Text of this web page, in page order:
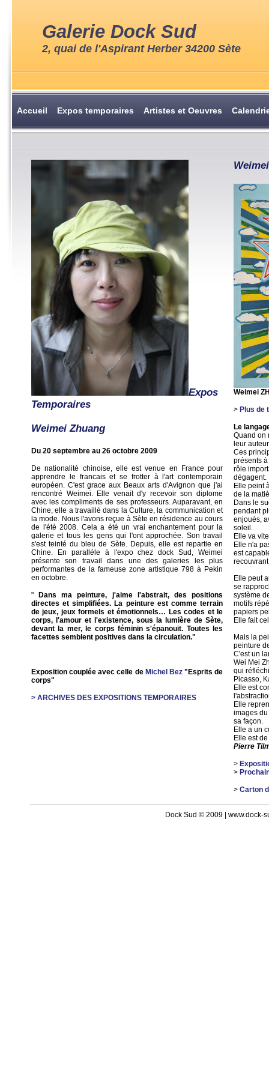
Galerie Dock Sud
2, quai de l'Aspirant Herber 34200 Sète
Accueil Expos temporaires Artistes et Oeuvres
Expos
Temporaires
Weimei Zhuang
Du 20 septembre au 26 octobre 2009
De nationalité chinoise, elle est venue en France pour
apprendre le francais et se frotter à l'art contemporain
européen. C'est grace aux Beaux arts d'Avignon que j'ai
rencontré Weimei. Elle venait d'y recevoir son diplome
avec les compliments de ses professeurs. Auparavant, en
Chine, elle a travaillé dans la Culture, la communication et
la mode. Nous l'avons reçue à Sète en résidence au cours
de l'été 2008. Cela a été un vrai enchantement pour la
galerie et tous les gens qui l'ont approchée. Son travail
s'est teinté du bleu de Sète. Depuis, elle est repartie en
Chine. En paralléle à l'expo chez dock Sud, Weimei
présente son travail dans une des galeries les plus
performantes de la fameuse zone artistique 798 à Pekin
en octobre.
"
Dans ma peinture, j'aime l'abstrait, des positions
directes et simplifiées. La peinture est comme terrain
de jeux, jeux formels et émotionnels… Les codes et le
corps, l'amour et l'existence, sous la lumière de Sète,
devant la mer, le corps féminin s'épanouit. Toutes les
facettes semblent positives dans la circulation."
Exposition couplée avec celle deMichel Bez "Esprits de
corps"
> ARCHIVES DES EXPOSITIONS TEMPORAIRES
Weimei
> Plus de
Le
Quand on
leur
Ces
présents
rôle
dégagent.
Elle peint
de la
Dans le
pendant
enjoués,
soleil.
Elle va
Elle n'a
est
Elle peut
se
système
motifs
papiers
Elle fait
Mais la
peinture
C'est un
Wei Mei
qui
Picasso,
Elle est
Elle
images
sa façon.
Elle a un
Elle est
Pierre
>
>
> Carton
Dock Sud © 2009 | www.dock-